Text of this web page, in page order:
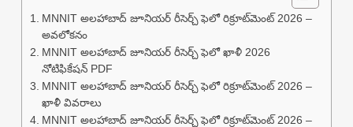
MNNIT అలహాబాద్ జూనియర్ రీసెర్చ్ ఫెలో రిక్రూట్‌మెంట్ 2026 –
అవలోకనం
MNNIT అలహాబాద్ జూనియర్ రీసెర్చ్ ఫెలో ఖాళీ 2026
నోటిఫికేషన్ PDF
MNNIT అలహాబాద్ జూనియర్ రీసెర్చ్ ఫెలో రిక్రూట్‌మెంట్ 2026 –
ఖాళీ వివరాలు
MNNIT అలహాబాద్ జూనియర్ రీసెర్చ్ ఫెలో రిక్రూట్‌మెంట్ 2026 –